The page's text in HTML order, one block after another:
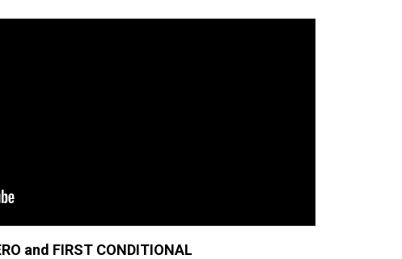
and FIRST CONDITIONAL